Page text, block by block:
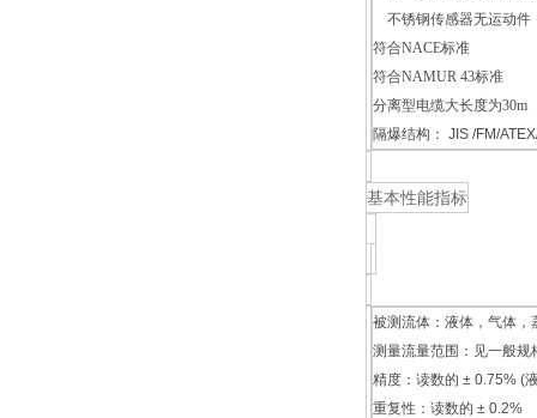
不锈钢传感器无运动件
符合NACE标准
符合NAMUR 43标准
分离型电缆大长度为30m
隔爆结构： JIS /FM/
基本性能指标
被测流体：液体，气体
测量流量范围：见一般规
精度：读数的 ± 0.75% (
重复性：读数的 ± 0.2%